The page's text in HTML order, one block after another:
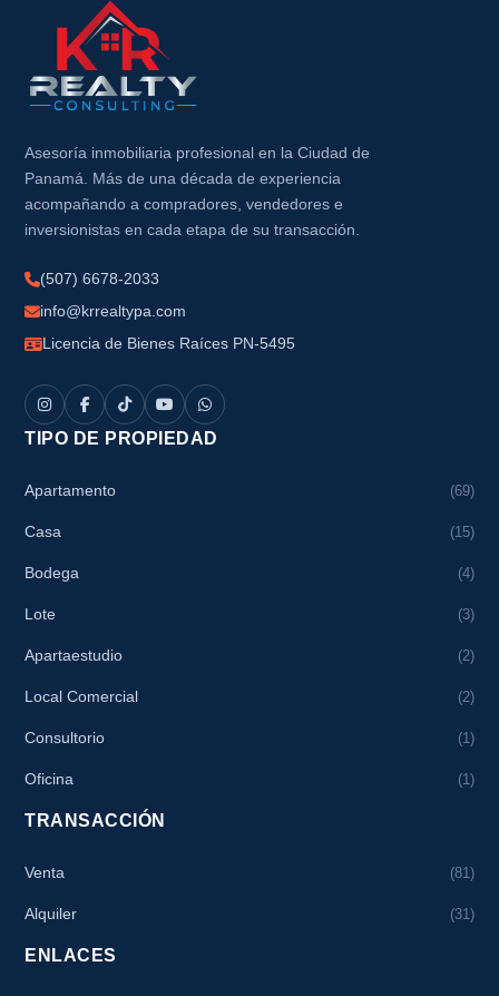
Asesoría inmobiliaria profesional en la Ciudad de
Panamá. Más de una década de experiencia
acompañando a compradores, vendedores e
inversionistas en cada etapa de su transacción.
(507) 6678-2033
info@krrealtypa.com
Licencia de Bienes Raíces PN-5495
TIPO DE PROPIEDAD
Apartamento (69)
Casa (15)
Bodega (4)
Lote (3)
Apartaestudio (2)
Local Comercial (2)
Consultorio (1)
Oficina (1)
TRANSACCIÓN
Venta (81)
Alquiler (31)
ENLACES